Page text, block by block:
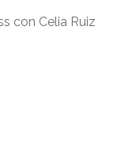
con Celia Ruiz